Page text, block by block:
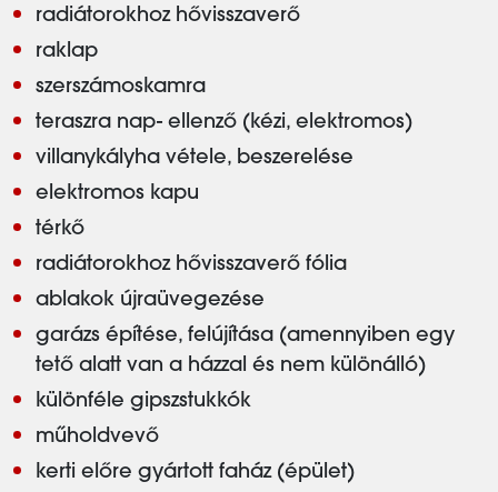
radiátorokhoz hővisszaverő
raklap
szerszámoskamra
teraszra nap- ellenző (kézi, elektromos)
villanykályha vétele, beszerelése
elektromos kapu
térkő
radiátorokhoz hővisszaverő fólia
ablakok újraüvegezése
garázs építése, felújítása (amennyiben egy
tető alatt van a házzal és nem különálló)
különféle gipszstukkók
műholdvevő
kerti előre gyártott faház (épület)